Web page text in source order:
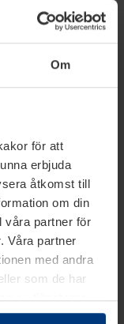
Om
för att
erbjuda
åtkomst till
om din
våra partner för
Våra partner
med andra
som de har
av tjänsterna.
om de är